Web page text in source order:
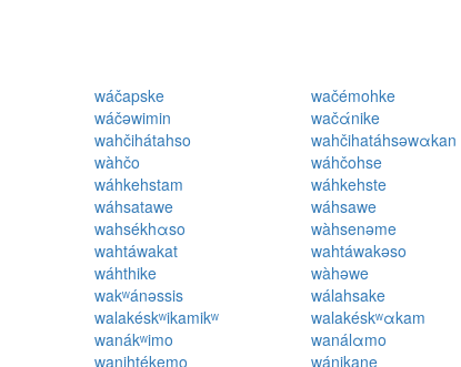
wáčapske wačémohke
wáčəwimin wačάnike
wahčihátahso wahčihatáhsəwαkan
wàhčo wáhčohse
wáhkehstam wáhkehste
wáhsatawe wáhsawe
wahsékhαso wàhsenəme
wahtáwakat wahtáwakəso
wáhthike wàhəwe
wakʷánəssis wálahsake
walakéskʷikamikʷ walakéskʷαkam
wanákʷimo wanálαmo
wanihtékemo wánikane